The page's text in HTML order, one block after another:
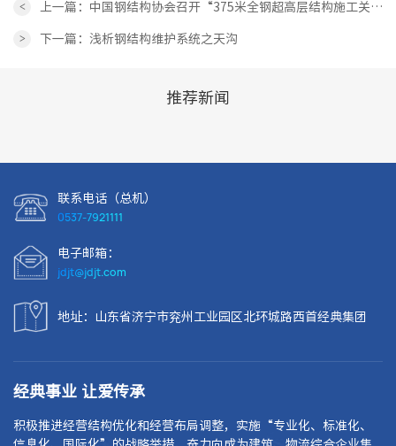
<
上一篇：中国钢结构协会召开“375米全钢超高层结构施工关键
技术研究”科技成果评价会
> 下一篇：浅析钢结构维护系统之天沟
推荐新闻
联系电话（总机）
0537-7921111
电子邮箱：
jdjt@jdjt.com
地址：山东省济宁市兖州工业园区北环城路西首经典集团
经典事业 让爱传承
积极推进经营结构优化和经营布局调整，实施“专业化、标准化、